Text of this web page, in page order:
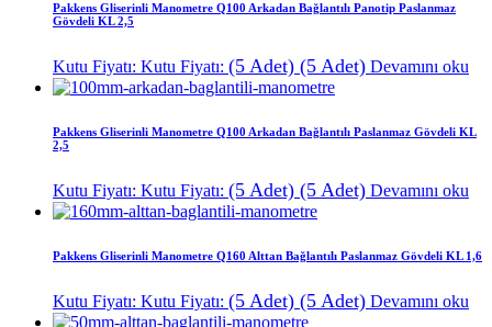
Pakkens Gliserinli Manometre Q100 Arkadan Bağlantılı Panotip Paslanmaz
Gövdeli KL 2,5
Kutu Fiyatı: Kutu Fiyatı: (5 Adet) (5 Adet) Devamını oku
Pakkens Gliserinli Manometre Q100 Arkadan Bağlantılı Paslanmaz Gövdeli KL
2,5
Kutu Fiyatı: Kutu Fiyatı: (5 Adet) (5 Adet) Devamını oku
Pakkens Gliserinli Manometre Q160 Alttan Bağlantılı Paslanmaz Gövdeli KL 1,6
Kutu Fiyatı: Kutu Fiyatı: (5 Adet) (5 Adet) Devamını oku